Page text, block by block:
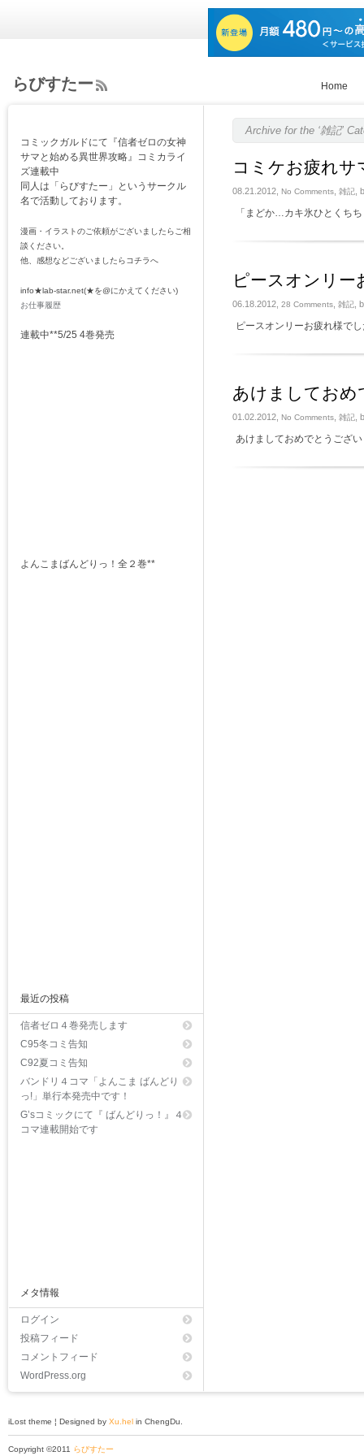
らびすたー
s
Home
Archive for the ‘雑記’
コミケお疲れサ
08.21.2012, No Comments 雑記 ,
「まどか…カキ氷ひとくち
ピースオンリ
06.18.2012, 28 Comments 雑記 ,
ピースオンリーお疲れ様で
あけましておめ
01.02.2012, No Comments 雑記 ,
あけましておめでとうござ
コミックガルドにて『信者ゼロの女神
サマと始める異世界攻略』コミカライ
ズ連載中
同人は「らびすたー」というサークル
名で活動しております。
漫画・イラストのご依頼がございましたらご相
談ください。
他、感想などございましたらコチラへ
info★lab-star.net(★を@にかえてください)
お仕事履歴
連載中**5/25 4巻発売
よんこまばんどりっ！全２巻**
最近の投稿
信者ゼロ４巻発売します
C95冬コミ告知
C92夏コミ告知
バンドリ４コマ「よんこま ばんどり
っ!」単行本発売中です！
G’sコミックにて『 ばんどりっ！』４
コマ連載開始です
メタ情報
ログイン
投稿フィード
コメントフィード
WordPress.org
iLost theme ¦ Designed by Xu.hel in ChengDu.
Copyright ©2011 らびすたー